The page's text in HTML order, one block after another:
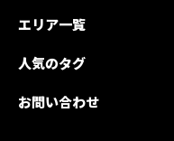
エリア一覧
人気のタグ
お問い合わせ